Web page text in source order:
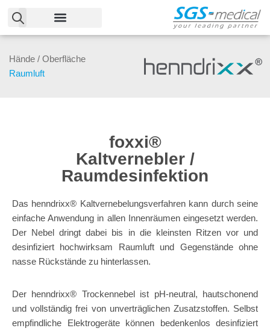
springen
Hände / Oberfläche
Raumluft
foxxi®
Kaltvernebler /
Raumdesinfektion
Das henndrixx® Kaltvernebelungsverfahren kann durch seine
einfache Anwendung in allen Innenräumen eingesetzt werden.
Der Nebel dringt dabei bis in die kleinsten Ritzen vor und
desinfiziert hochwirksam Raumluft und Gegenstände ohne
nasse Rückstände zu hinterlassen.
Der henndrixx® Trockennebel ist pH-neutral, hautschonend
und vollständig frei von unverträglichen Zusatzstoffen. Selbst
empfindliche Elektrogeräte können bedenkenlos desinfiziert